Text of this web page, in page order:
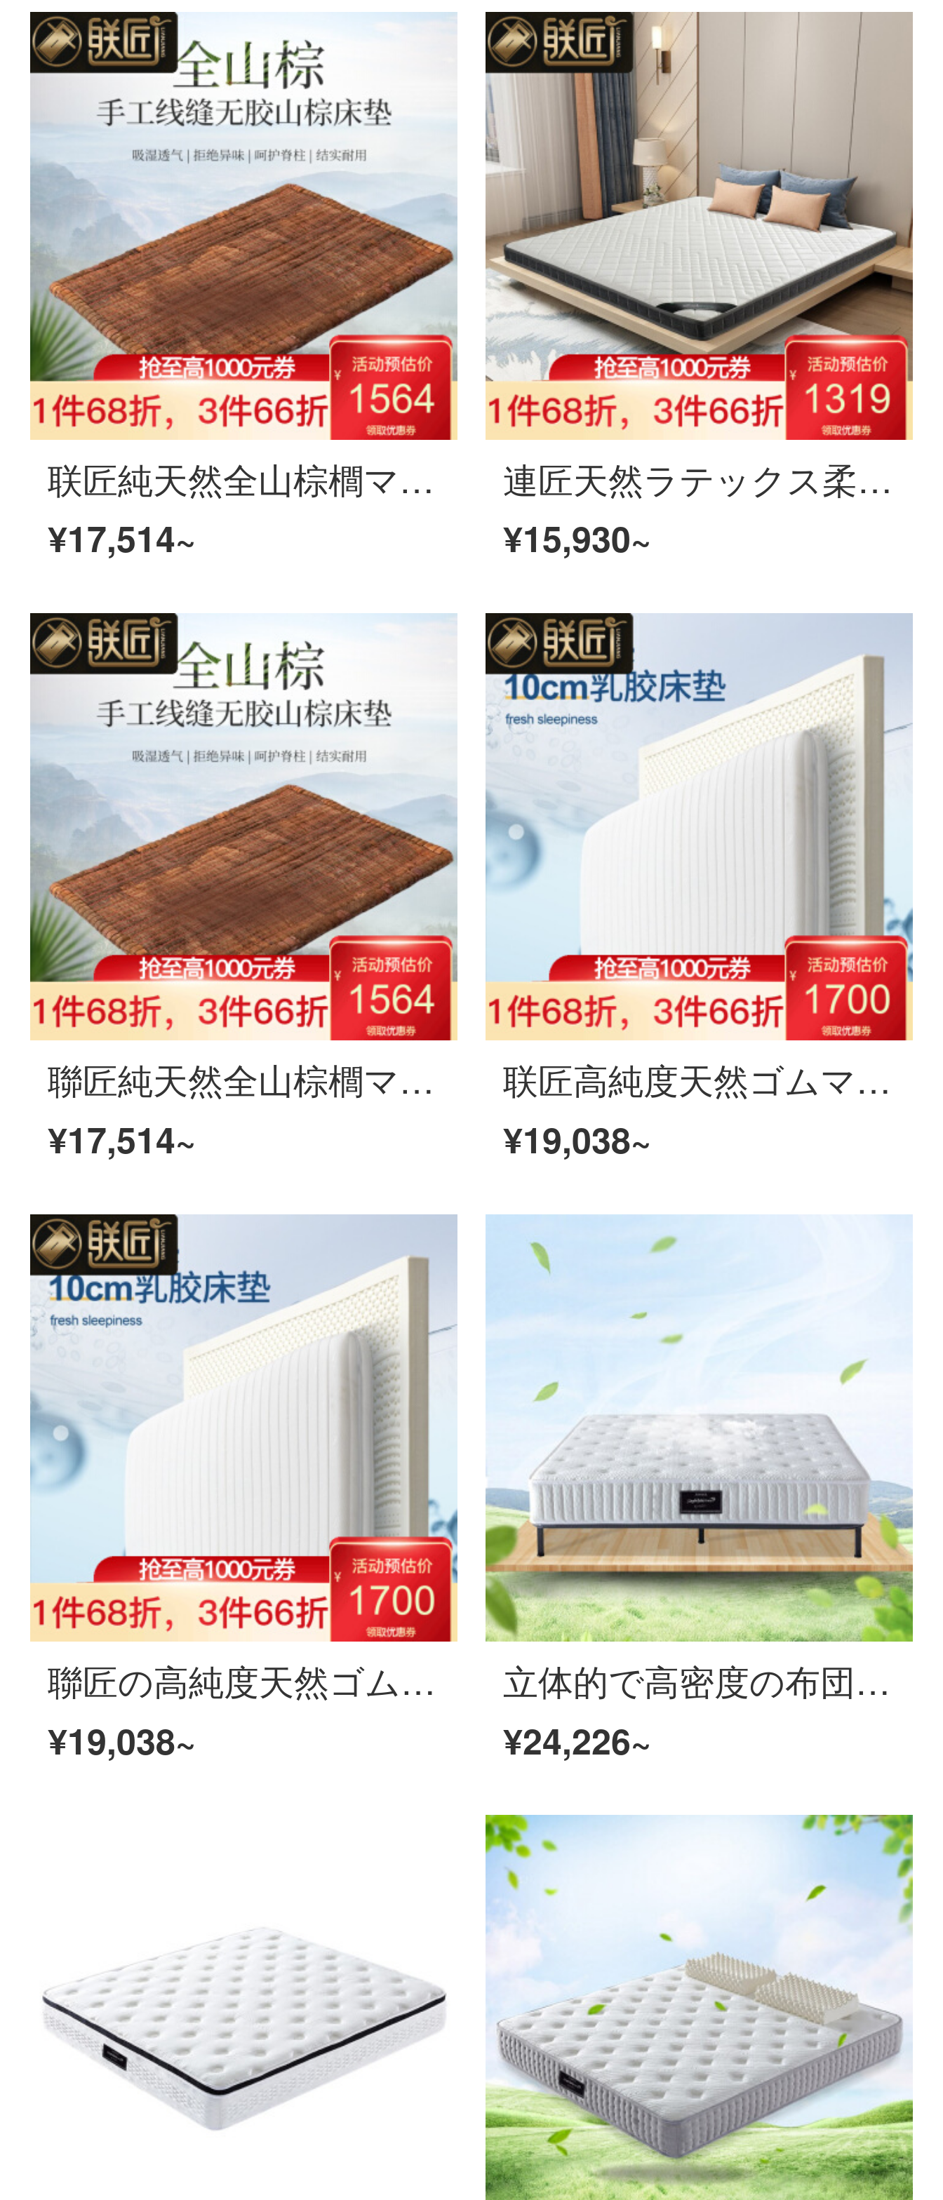
联匠純天然全山棕櫚マットレス1.5/1.8メートルのバックマットマット薄いマットレス寝室家具1500*2000
¥17,514~
連匠天然ラテックス柔らかいマットレス1.5 m 1.8 mの学生畳環境保護ココナッツのマットレスの両面に寝ることができるラテックスココナッツのマットレス1800*2000
¥15,930~
聯匠純天然全山棕櫚マットレス1.5/1.8メートルのバックライトマット薄いマットレス寝室家具1800*2000
¥17,514~
联匠高純度天然ゴムマットレス1.5/1.8メートルの薄いマットレス寝室家具1500*2000
¥19,038~
聯匠の高純度天然ゴムマットレス1.5/1.8メートルの薄いマットレス寝室家具1800*2000
¥19,038~
立体的で高密度の布団カバーラテックスマットレス9区の独立した静音スプリングマットレスが丈夫で、ちょうど良い両面の寝床マットが立体的で、高密度の純綿ラテックスマットレス1500*2000
¥24,226~